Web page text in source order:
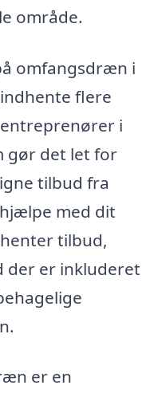
område.
omfangsdræn i
flere
i
gør det let for
tilbud fra
med dit
tilbud,
der er inkluderet
er en